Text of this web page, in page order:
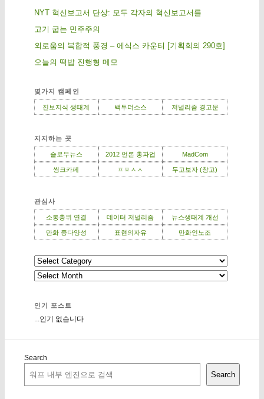
NYT 혁신보고서 단상: 모두 각자의 혁신보고서를
고기 굽는 민주주의
외로움의 복합적 풍경 – 에식스 카운티 [기획회의 290호]
오늘의 떡밥 진행형 메모
몇가지 캠페인
진보지식 생태계 백투더소스 저널리즘 경고문
지지하는 곳
슬로우뉴스 2012 언론 총파업 MadCom
씽크카페 ㅍㅍㅅㅅ 두고보자 (창고)
관심사
소통층위 연결 데이터 저널리즘 뉴스생태계 개선
만화 종다양성 표현의자유 만화인노조
인기 포스트
...인기 없습니다
Search
Search